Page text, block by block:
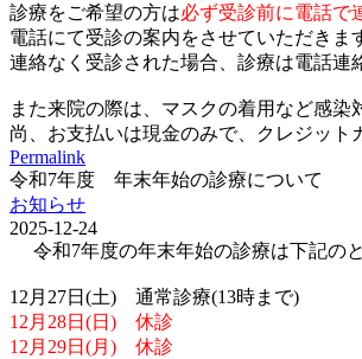
診療をご希望の方は必ず受診前に電話で
電話にて受診の案内をさせていただきま
連絡なく受診された場合、診療は電話連
また来院の際は、マスクの着用など感染
尚、お支払いは現金のみで、クレジット
Permalink
令和7年度 年末年始の診療について
お知らせ
2025-12-24
令和7年度の年末年始の診療は下記の
12月27日(土) 通常診療(13時まで)
12月28日(日) 休診
12月29日(月) 休診